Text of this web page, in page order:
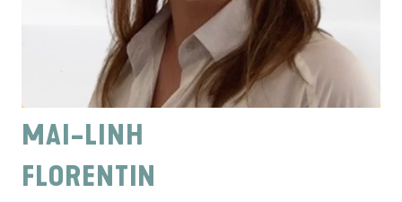
MAI-LINH
FLORENTIN